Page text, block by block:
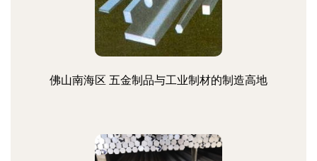
佛山南海区 五金制品与工业制材的制造高地